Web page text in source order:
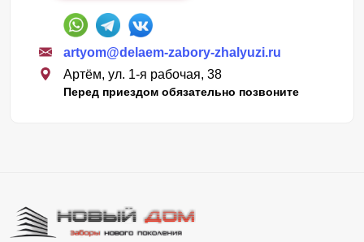
artyom@delaem-zabory-zhalyuzi.ru
Артём, ул. 1-я рабочая, 38
Перед приездом обязательно позвоните